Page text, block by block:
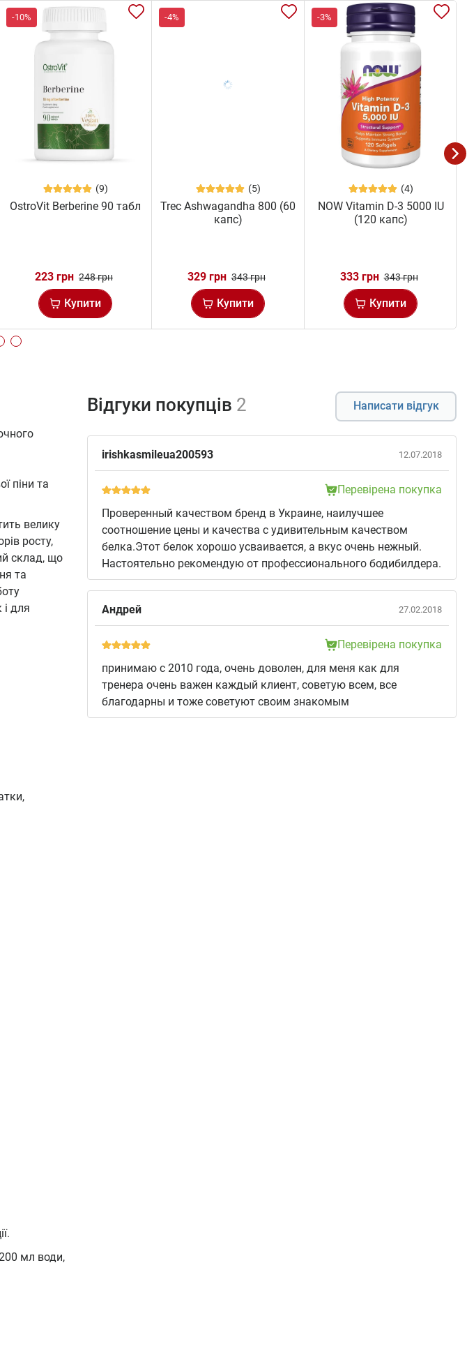
-10%
(9)
OstroVit Berberine 90 табл
223 грн 248 грн
Купити
-4%
(5)
Trec Ashwagandha 800 (60
капс)
329 грн 343 грн
Купити
-3%
(4)
NOW Vitamin D-3 5000 IU
(120 капс)
333 грн 343 грн
Купити
піни та
велику
росту,
склад, що
та
для
мл води,
Відгуки покупців 2 Написати відгук
irishkasmileua200593 12.07.2018
Перевірена покупка
Проверенный качеством бренд в Украине, наилучшее
соотношение цены и качества с удивительным качеством
белка.Этот белок хорошо усваивается, а вкус очень нежный.
Настоятельно рекомендую от профессионального бодибилдера.
Андрей 27.02.2018
Перевірена покупка
принимаю с 2010 года, очень доволен, для меня как для
тренера очень важен каждый клиент, советую всем, все
благодарны и тоже советуют своим знакомым